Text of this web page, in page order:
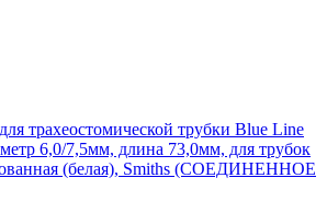
трахеостомической трубки Blue Line
6,0/7,5мм, длина 73,0мм, для трубок
(белая), Smiths (СОЕДИНЕННОЕ